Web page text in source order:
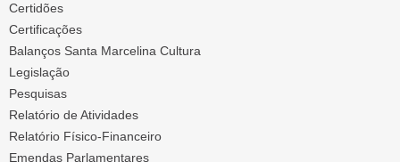
Certidões
Certificações
Balanços Santa Marcelina Cultura
Legislação
Pesquisas
Relatório de Atividades
Relatório Físico-Financeiro
Emendas Parlamentares